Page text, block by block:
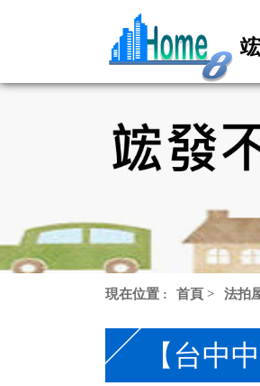
現在位置 : 首頁 > 法拍
【台中